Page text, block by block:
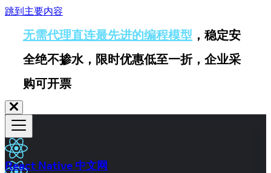
跳到主要内容
无需代理直连最先进的编程模型 ，稳定安
全绝不掺水，限时优惠低至一折，企业采
购可开票
React Native 中文网